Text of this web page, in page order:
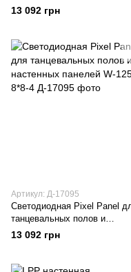
настенных панелей W-100-
13 092 грн
Артикул: Д-17095
Светодиодная Pixel Panel
танцевальных полов и
настенных панелей W-125-
13 092 грн